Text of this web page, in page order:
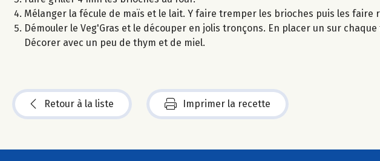
Mélanger la fécule de maïs et le lait. Y faire tremper les brioches puis les faire
Démouler le Veg'Gras et le découper en jolis tronçons. En placer un sur
Décorer avec un peu de thym et de miel.
Retour à la liste Imprimer la recette